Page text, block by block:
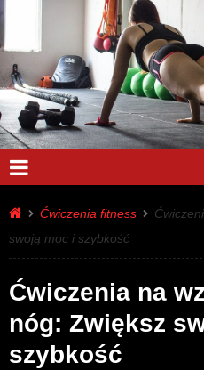
Ćwiczenia fitness
swoją moc i szybkość
Ćwiczenia na
nóg: Zwiększ
szybkość